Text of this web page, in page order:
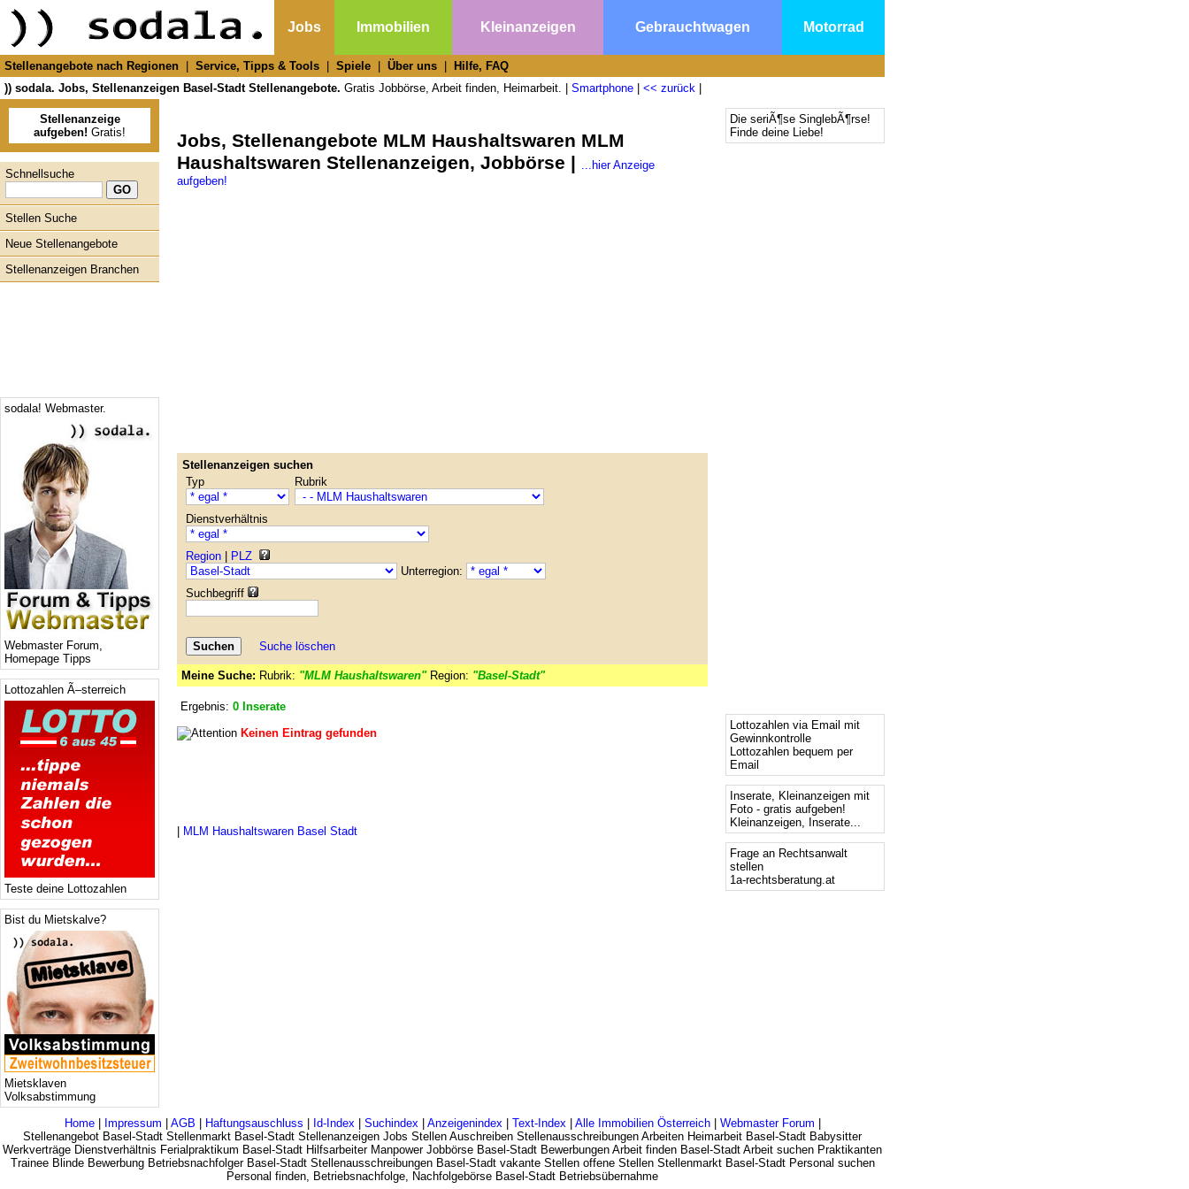
Jobs Immobilien Kleinanzeigen Gebrauchtwagen Motorrad
Stellenangebote nach Regionen Service, Tipps & Tools Spiele Über uns
Hilfe, FAQ
)) sodala. Jobs, Stellenanzeigen Basel-Stadt Stellenangebote. Gratis Jobbörse, Arbeit finden, Heimarbeit. | Smartphone << zurück
Stellenanzeige
aufgeben! Gratis!
Schnellsuche
Stellen Suche
Neue Stellenangebote
Stellenanzeigen Branchen
sodala! Webmaster.
Webmaster Forum,
Homepage Tipps
Lottozahlen Ã–sterreich
Teste deine Lottozahlen
Bist du Mietskalve?
Mietsklaven
Volksabstimmung
Jobs, Stellenangebote MLM Haushaltswaren MLM
Haushaltswaren Stellenanzeigen, Jobbörse | ...hier Anzeige
aufgeben!
Stellenanzeigen suchen
Typ
Rubrik
Dienstverhältnis
Region
PLZ
Unterregion:
Suchbegriff
Suche löschen
Meine Suche: Rubrik: "MLM Haushaltswaren"Region: "Basel-Stadt"
Ergebnis: 0 Inserate
Keinen Eintrag gefunden
MLM Haushaltswaren Basel Stadt
Die seriÃ¶se SinglebÃ¶rse!
Finde deine Liebe!
Lottozahlen via Email mit
Gewinnkontrolle
Lottozahlen bequem per
Email
Inserate, Kleinanzeigen mit
Foto - gratis aufgeben!
Kleinanzeigen, Inserate...
Frage an Rechtsanwalt
stellen
1a-rechtsberatung.at
Home| Impressum AGB Haftungsauschluss Id-Index| Suchindex| Anzeigenindex| Text-Index| Alle Immobilien Österreich| Webmaster Forum
Stellenangebot Basel-Stadt Stellenmarkt Basel-Stadt Stellenanzeigen Jobs Stellen Auschreiben Stellenausschreibungen Arbeiten Heimarbeit Basel-Stadt Babysitter
Werkverträge Dienstverhältnis Ferialpraktikum Basel-Stadt Hilfsarbeiter Manpower Jobbörse Basel-Stadt Bewerbungen Arbeit finden Basel-Stadt Arbeit suchen Praktikanten
Trainee Blinde Bewerbung Betriebsnachfolger Basel-Stadt Stellenausschreibungen Basel-Stadt vakante Stellen offene Stellen Stellenmarkt Basel-Stadt Personal suchen
Personal finden, Betriebsnachfolge, Nachfolgebörse Basel-Stadt Betriebsübernahme